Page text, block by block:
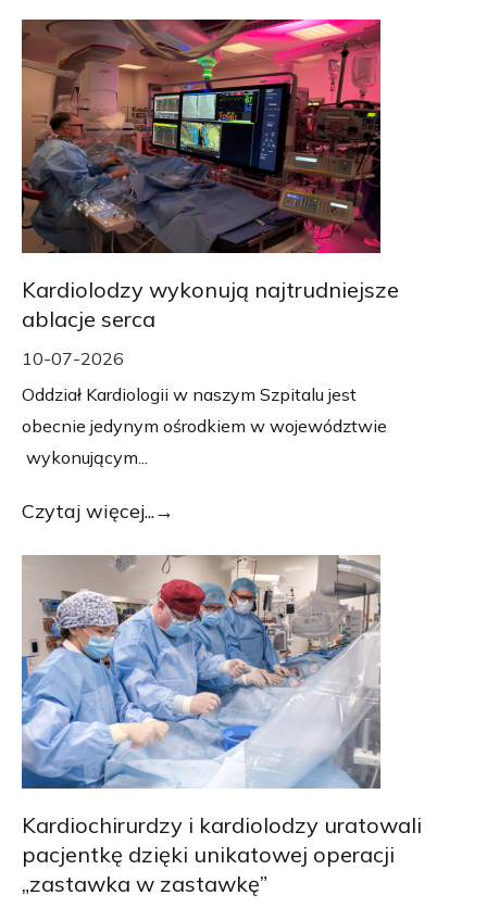
Kardiolodzy wykonują najtrudniejsze
ablacje serca
10-07-2026
Oddział Kardiologii w naszym Szpitalu jest
obecnie jedynym ośrodkiem w województwie
wykonującym...
Czytaj więcej...
Kardiochirurdzy i kardiolodzy uratowali
pacjentkę dzięki unikatowej operacji
„zastawka w zastawkę”